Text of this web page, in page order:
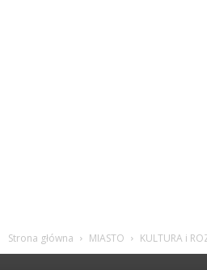
Strona główna MIASTO KULTURA i